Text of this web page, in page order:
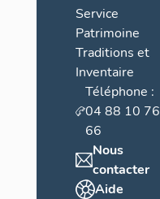
Service
Patrimoine
Traditions et
Inventaire
Téléphone :
04 88 10 76
66
Nous
contacter
Aide